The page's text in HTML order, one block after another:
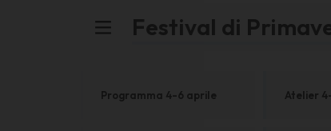
Festival di
Programma 4-6 aprile Atelier